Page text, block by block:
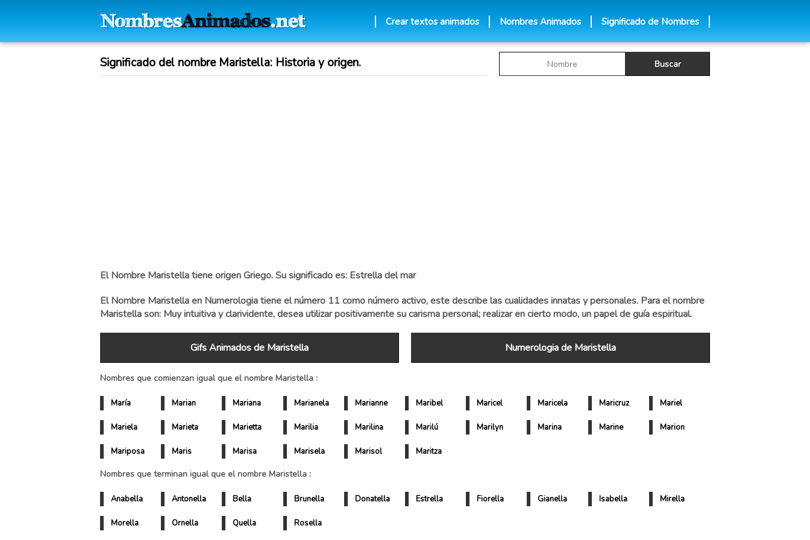
Crear textos animados Nombres Animados Significado de Nombres
Significado del nombre Maristella: Historia y origen.
El Nombre Maristella tiene origen Griego. Su significado es: Estrella del mar
El Nombre Maristella en Numerologia tiene el número 11 como número activo, este describe las cualidades innatas y personales. Para el nombre
Maristella son: Muy intuitiva y clarividente, desea utilizar positivamente su carisma personal; realizar en cierto modo, un papel de guía espiritual.
Gifs Animados de Maristella Numerologia de Maristella
Nombres que comienzan igual que el nombre Maristella :
María Marian Mariana Marianela Marianne Maribel Maricel Maricela Maricruz Mariel
Mariela Marieta Marietta Marilia Marilina Marilú Marilyn Marina Marine Marion
Mariposa Maris Marisa Marisela Marisol Maritza
Nombres que terminan igual que el nombre Maristella :
Anabella Antonella Bella Brunella Donatella Estrella Fiorella Gianella Isabella Mirella
Morella Ornella Quella Rosella